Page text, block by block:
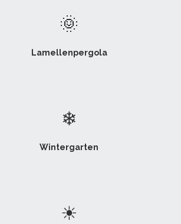
🌞
Lamellenpergola
❄
Wintergarten
☀